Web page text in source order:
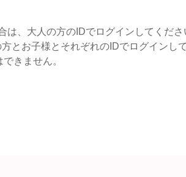
は、大人の方のIDでログインしてくださ
とお子様とそれぞれのIDでログインし
きません。